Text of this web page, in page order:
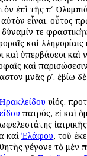
ἐπὶ τῆς πʹ
εἶναι. οὗτος
δύναμίν τε
καὶ ἀλληγορίαις
ὑπερβάσεσι καὶ
καὶ
μνᾶς ρʹ. ἐβίω δὲ
υἱός.
πατρός, εἰ καὶ
καὶ Ἐλάφου, τοῦ
γέγονε τὸ μὲν